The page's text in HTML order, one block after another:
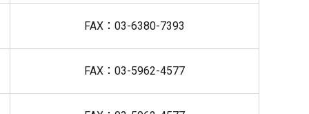
FAX：03-6380-7393
FAX：03-5962-4577